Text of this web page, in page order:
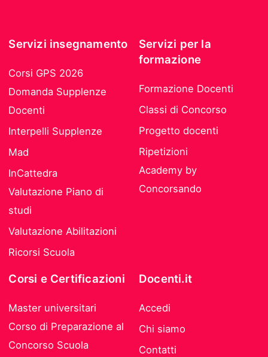
Servizi insegnamento
Corsi GPS 2026
Domanda Supplenze
Docenti
Interpelli Supplenze
Mad
InCattedra
Valutazione Piano di
studi
Valutazione Abilitazioni
Ricorsi Scuola
Servizi per la
formazione
Formazione Docenti
Classi di Concorso
Progetto docenti
Ripetizioni
Academy by
Concorsando
Corsi e Certificazioni
Master universitari
Corso di Preparazione al
Concorso Scuola
Docenti.it
Accedi
Chi siamo
Contatti